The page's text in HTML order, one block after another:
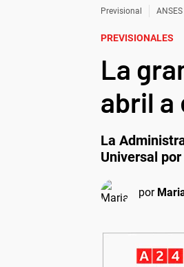
Previsional ANSES
PREVISIONALES
La
abril a
La
Universal
por